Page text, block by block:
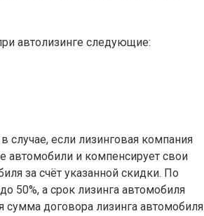
автолизинге следующие:
случае, если лизинговая компания
автомобили и компенсирует свои
за счёт указанной скидки. По
50%, а срок лизинга автомобиля
договора лизинга автомобиля